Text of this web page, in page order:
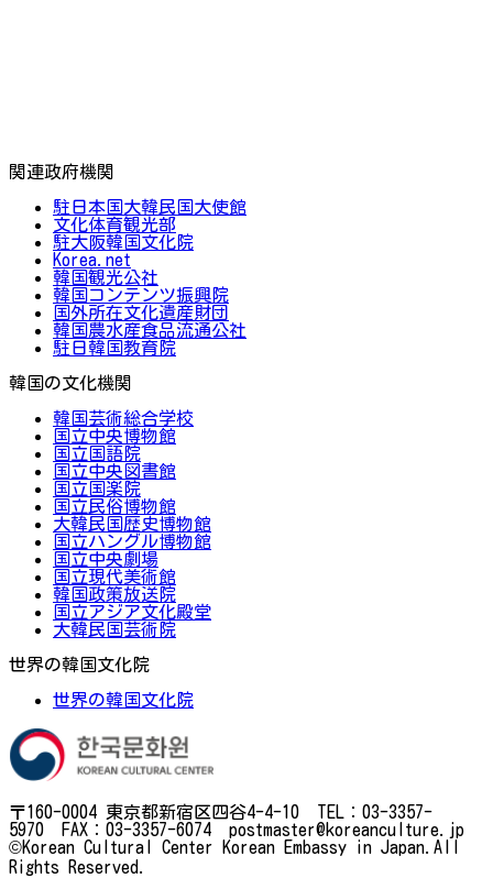
関連政府機関
駐日本国大韓民国大使館
文化体育観光部
駐大阪韓国文化院
Korea.net
韓国観光公社
韓国コンテンツ振興院
国外所在文化遺産財団
韓国農水産食品流通公社
駐日韓国教育院
韓国の文化機関
韓国芸術総合学校
国立中央博物館
国立国語院
国立中央図書館
国立国楽院
国立民俗博物館
大韓民国歴史博物館
国立ハングル博物館
国立中央劇場
国立現代美術館
韓国政策放送院
国立アジア文化殿堂
大韓民国芸術院
世界の韓国文化院
世界の韓国文化院
〒160-0004 東京都新宿区四谷4-4-10 TEL：03-3357-
5970 FAX：03-3357-6074 postmaster@koreanculture.jp
©Korean Cultural Center Korean Embassy in Japan.All
Rights Reserved.